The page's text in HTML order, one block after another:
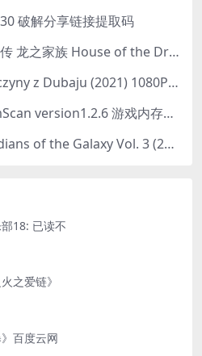
破解分享链接提取码
HBO 权力的游戏前传 龙之家族 House of the Dragon (2022) 中字 1080P 更新4集
迪拜的女孩 Dziewczyny z Dubaju (2021) 1080P 中字
IOS 越狱软件iMemScan version1.2.6 游戏内存修改器
银河护卫队3 Guardians of the Galaxy Vol. 3 (2023)4K高清资源1080p只分享精品
部18: 已读不
之爱链》
》百度云网